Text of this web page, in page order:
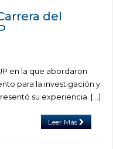
del
en la que abordaron
para la investigación y
su experiencia. […]
Leer Más